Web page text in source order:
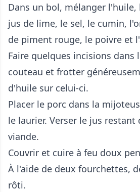
Dans un bol, mélanger l'huile,
jus de lime, le sel, le cumin,
de piment rouge, le poivre et
Faire quelques incisions dans
couteau et frotter
d'huile sur celui-ci.
Placer le porc dans la
le laurier. Verser le jus restant
viande.
Couvrir et cuire à feu doux
À l'aide de deux fourchettes,
rôti.